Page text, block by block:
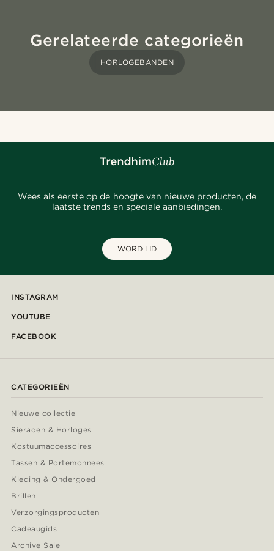
Gerelateerde categorieën
HORLOGEBANDEN
Wees als eerste op de hoogte van nieuwe producten, de
laatste trends en speciale aanbiedingen.
WORD LID
INSTAGRAM
YOUTUBE
FACEBOOK
CATEGORIEËN
Nieuwe collectie
Sieraden & Horloges
Kostuumaccessoires
Tassen & Portemonnees
Kleding & Ondergoed
Brillen
Verzorgingsproducten
Cadeaugids
Archive Sale